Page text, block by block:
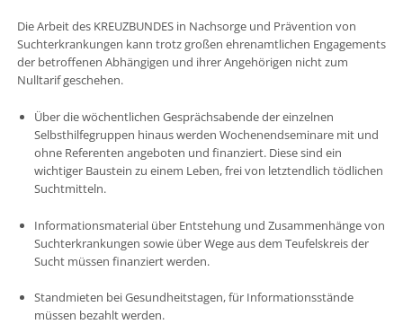
Die Arbeit des KREUZBUNDES in Nachsorge und Prävention von
Suchterkrankungen kann trotz großen ehrenamtlichen Engagements
der betroffenen Abhängigen und ihrer Angehörigen nicht zum
Nulltarif geschehen.
Über die wöchentlichen Gesprächsabende der einzelnen
Selbsthilfegruppen hinaus werden Wochenendseminare mit und
ohne Referenten angeboten und finanziert. Diese sind ein
wichtiger Baustein zu einem Leben, frei von letztendlich tödlichen
Suchtmitteln.
Informationsmaterial über Entstehung und Zusammenhänge von
Suchterkrankungen sowie über Wege aus dem Teufelskreis der
Sucht müssen finanziert werden.
Standmieten bei Gesundheitstagen, für Informationsstände
müssen bezahlt werden.